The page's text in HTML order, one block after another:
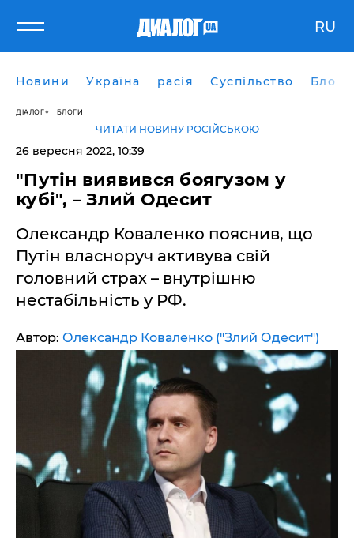
RU
Новини Україна расія Суспільство Блоги
ДІАЛОГ БЛОГИ
ЧИТАТИ НОВИНУ РОСІЙСЬКОЮ
26 вересня 2022, 10:39
"Путін виявився боягузом у
кубі", – Злий Одесит
Олександр Коваленко пояснив, що
Путін власноруч активува свій
головний страх – внутрішню
нестабільність у РФ.
Автор: Олександр Коваленко ("Злий Одесит")